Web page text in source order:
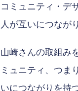
コミュニティ・デ
人が互いにつなが
山崎さんの取組み
ミュニティ、つま
いにつながりを持